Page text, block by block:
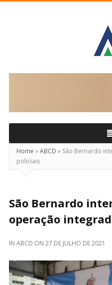
Home »ABCD » São Bernardo
policiais
São Bernardo
operação
IN ABCD ON 27 DE JULHO DE 2021